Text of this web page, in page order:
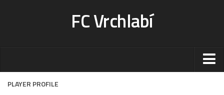
FC Vrchlabí
Stadion
PLAYER PROFILE